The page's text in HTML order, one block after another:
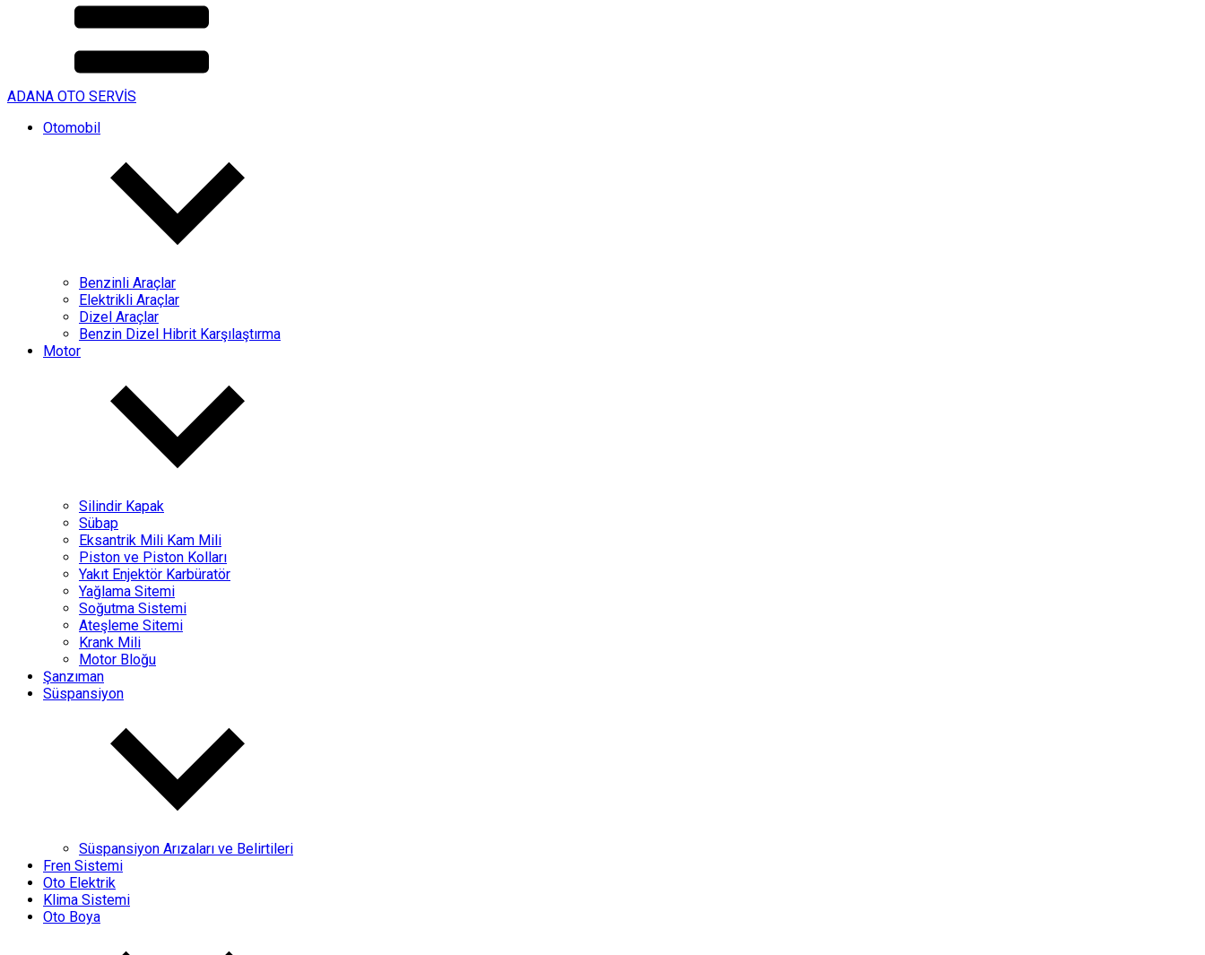
ADANA OTO SERVİS
Otomobil
Benzinli Araçlar
Elektrikli Araçlar
Dizel Araçlar
Benzin Dizel Hibrit Karşılaştırma
Motor
Silindir Kapak
Sübap
Eksantrik Mili Kam Mili
Piston ve Piston Kolları
Yakıt Enjektör Karbüratör
Yağlama Sitemi
Soğutma Sistemi
Ateşleme Sitemi
Krank Mili
Motor Bloğu
Şanzıman
Süspansiyon
Süspansiyon Arızaları ve Belirtileri
Fren Sistemi
Oto Elektrik
Klima Sistemi
Oto Boya